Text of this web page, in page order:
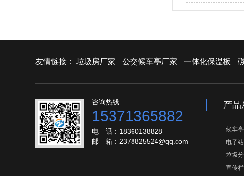
友情链接： 垃圾房厂家 公交候车亭厂家 一体化保温板
咨询热线:
15371365882
电 话：18360138828
邮 箱：2378825524@qq.com
产品
候车亭
电子
垃圾
宣传